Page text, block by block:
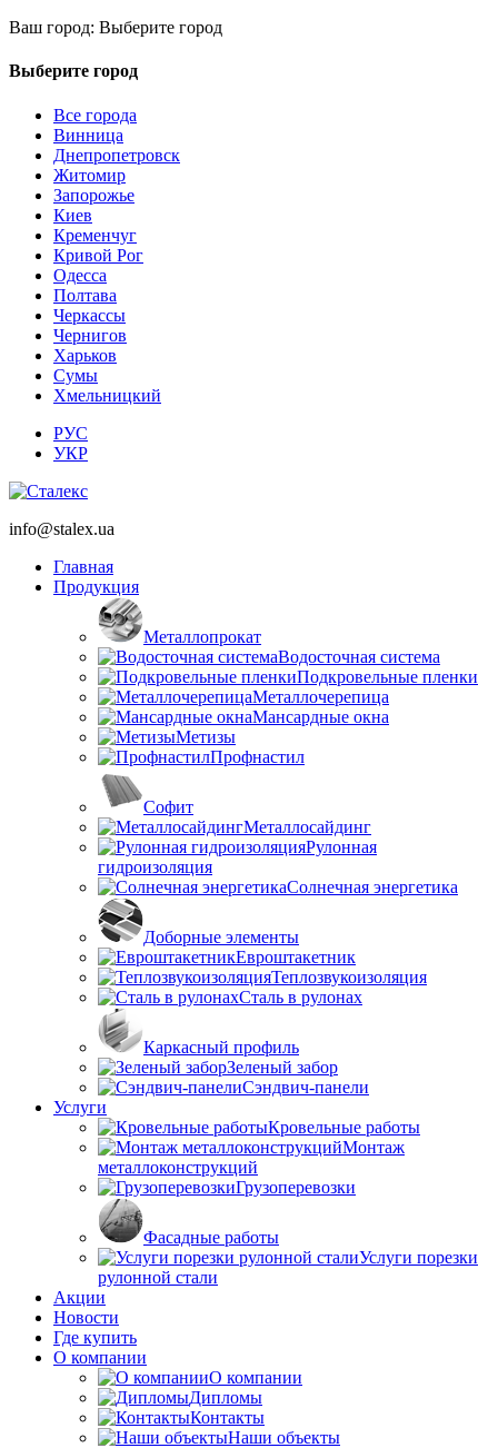
Ваш город: Выберите город
Выберите город
Все города
Винница
Днепропетровск
Житомир
Запорожье
Киев
Кременчуг
Кривой Рог
Одесса
Полтава
Черкассы
Чернигов
Харьков
Сумы
Хмельницкий
РУС
УКР
info@stalex.ua
Главная
Продукция
Металлопрокат
Водосточная система
Подкровельные пленки
Металлочерепица
Мансардные окна
Метизы
Профнастил
Софит
Металлосайдинг
Рулонная
гидроизоляция
Солнечная энергетика
Доборные элементы
Евроштакетник
Теплозвукоизоляция
Сталь в рулонах
Каркасный профиль
Зеленый забор
Сэндвич-панели
Услуги
Кровельные работы
Монтаж
металлоконструкций
Грузоперевозки
Фасадные работы
Услуги порезки
рулонной стали
Акции
Новости
Где купить
О компании
О компании
Дипломы
Контакты
Наши объекты